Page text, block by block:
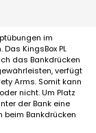
im
KingsBox PL
das Bankdrücken
verfügt
Arms. Somit kann
nicht. Um Platz
der Bank eine
beim Bankdrücken